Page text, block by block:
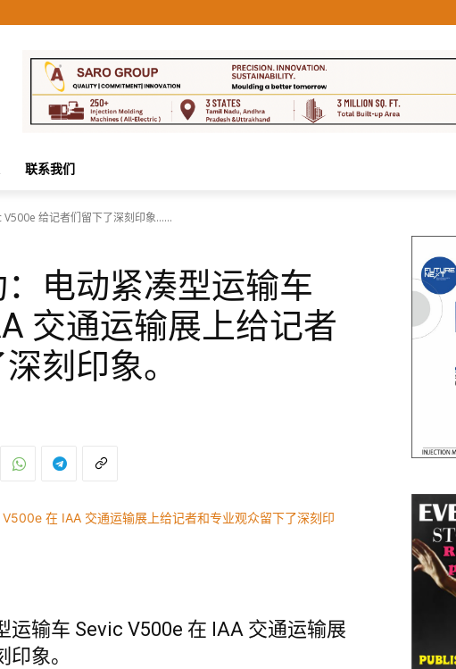
联系我们
V500e 给记者们留下了深刻印象……
电动紧凑型运输车
交通运输展上给记者
刻印象。
输车 Sevic V500e 在 IAA 交通运输展
象。